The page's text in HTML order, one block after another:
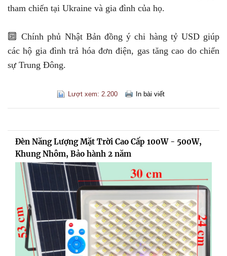
tham chiến tại Ukraine và gia đình của họ.
🔟 Chính phủ Nhật Bản đồng ý chi hàng tỷ USD giúp
các hộ gia đình trả hóa đơn điện, gas tăng cao do chiến
sự Trung Đông.
Lượt xem: 2.200 In bài viết
Đèn Năng Lượng Mặt Trời Cao Cấp 100W - 500W,
Khung Nhôm, Bảo hành 2 năm